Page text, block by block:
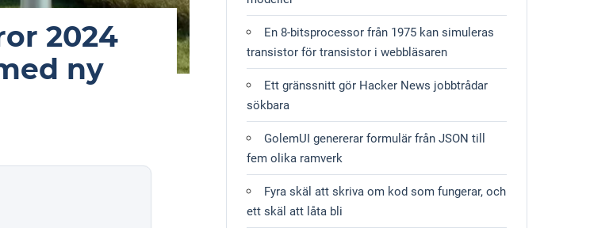
2024
ny
En 8-bitsprocessor från 1975 kan simuleras
transistor för transistor i webbläsaren
Ett gränssnitt gör Hacker News jobbtrådar
sökbara
GolemUI genererar formulär från JSON till
fem olika ramverk
Fyra skäl att skriva om kod som fungerar, och
ett skäl att låta bli